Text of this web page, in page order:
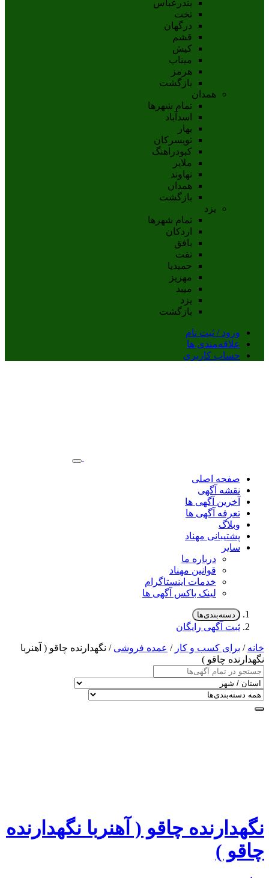
بندرعباس
تخت
درگهان
قشم
کيش
ميناب
هرمز
بازگشت
همدان
تمام شهر‌ها
اسدآباد
بهار
تويسرکان
کبودراهنگ
ملاير
نهاوند
همدان
بازگشت
یزد
تمام شهر‌ها
اردکان
بافق
تفت
حميديا
مهریز
ميبد
يزد
بازگشت
ورود / ثبت نام
علاقه‌مندی ها
حساب کاربری
صفحه اصلی
نقشه آگهی
آخرین آگهی ها
تعرفه آگهی ها
وبلاگ
پشتیبانی مهناد
سایر
درباره ما
قوانین مهناد
خدمات اینستاگرام
لینک باکس آگهی ها
دسته‌بندی‌ها
ثبت آگهی رایگان
خانه/ برای کسب و کار / عمده فروشی / نگهدارنده چاقو ( آهنربا
نگهدارنده چاقو )
نگهدارنده چاقو ( آهنربا نگهدارنده
چاقو )